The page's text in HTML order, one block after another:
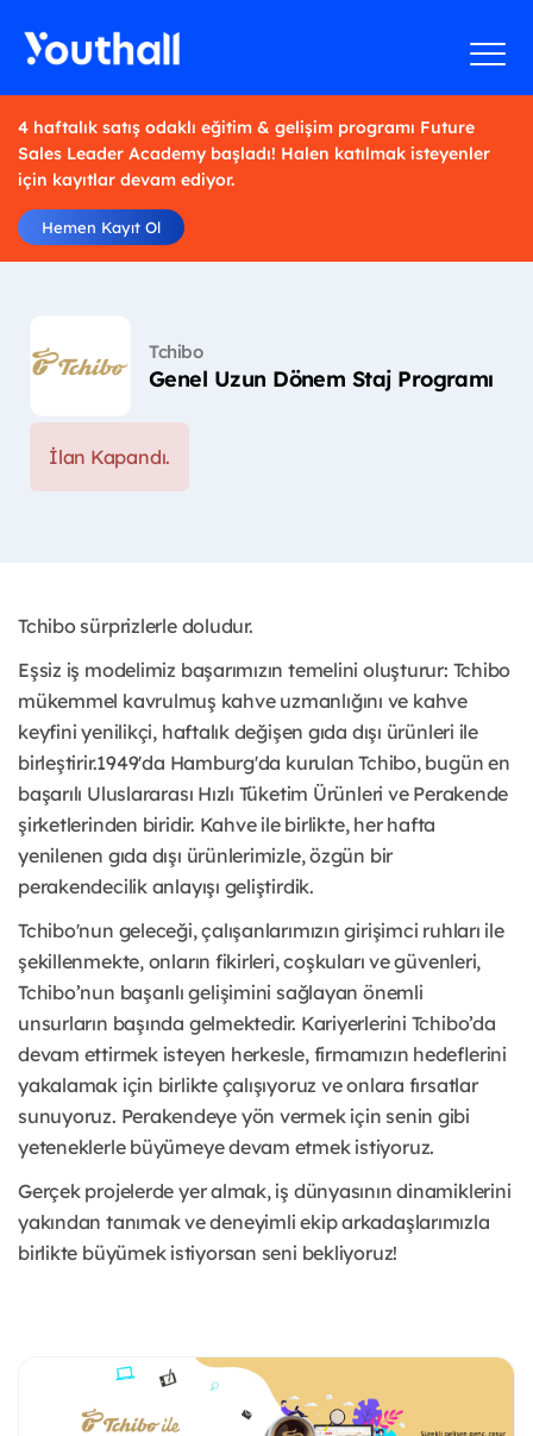
4 haftalık satış odaklı eğitim & gelişim programı Future
Sales Leader Academy başladı! Halen katılmak isteyenler
için kayıtlar devam ediyor.
Hemen Kayıt Ol
Tchibo
Genel Uzun Dönem Staj Programı
İlan Kapandı.
Tchibo sürprizlerle doludur.
Eşsiz iş modelimiz başarımızın temelini oluşturur: Tchibo
mükemmel kavrulmuş kahve uzmanlığını ve kahve
keyfini yenilikçi, haftalık değişen gıda dışı ürünleri ile
birleştirir.1949'da Hamburg'da kurulan Tchibo, bugün en
başarılı Uluslararası Hızlı Tüketim Ürünleri ve Perakende
şirketlerinden biridir. Kahve ile birlikte, her hafta
yenilenen gıda dışı ürünlerimizle, özgün bir
perakendecilik anlayışı geliştirdik.
Tchibo'nun geleceği, çalışanlarımızın girişimci ruhları ile
şekillenmekte, onların fikirleri, coşkuları ve güvenleri,
Tchibo’nun başarılı gelişimini sağlayan önemli
unsurların başında gelmektedir. Kariyerlerini Tchibo’da
devam ettirmek isteyen herkesle, firmamızın hedeflerini
yakalamak için birlikte çalışıyoruz ve onlara fırsatlar
sunuyoruz. Perakendeye yön vermek için senin gibi
yeteneklerle büyümeye devam etmek istiyoruz.
Gerçek projelerde yer almak, iş dünyasının dinamiklerini
yakından tanımak ve deneyimli ekip arkadaşlarımızla
birlikte büyümek istiyorsan seni bekliyoruz!